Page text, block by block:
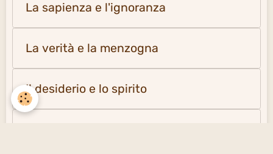
La sapienza e l'ignoranza
La verità e la menzogna
Il desiderio e lo spirito